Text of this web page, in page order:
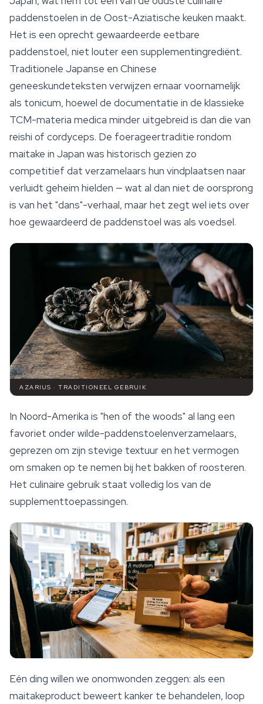
paddenstoelen in de Oost-Aziatische keuken maakt.
Het is een oprecht gewaardeerde eetbare
paddenstoel, niet louter een supplementingrediënt.
Traditionele Japanse en Chinese
geneeskundeteksten verwijzen ernaar voornamelijk
als tonicum, hoewel de documentatie in de klassieke
TCM-materia medica minder uitgebreid is dan die van
reishi of cordyceps. De foerageertraditie rondom
maitake in Japan was historisch gezien zo
competitief dat verzamelaars hun vindplaatsen naar
verluidt geheim hielden — wat al dan niet de oorsprong
is van het "dans"-verhaal, maar het zegt wel iets over
hoe gewaardeerd de paddenstoel was als voedsel.
AZARIUS · TRADITIONEEL GEBRUIK
In Noord-Amerika is "hen of the woods" al lang een
favoriet onder wilde-paddenstoelenverzamelaars,
geprezen om zijn stevige textuur en het vermogen
om smaken op te nemen bij het bakken of roosteren.
Het culinaire gebruik staat volledig los van de
supplementtoepassingen.
Eén ding willen we onomwonden zeggen: als een
maitakeproduct beweert kanker te behandelen, loop